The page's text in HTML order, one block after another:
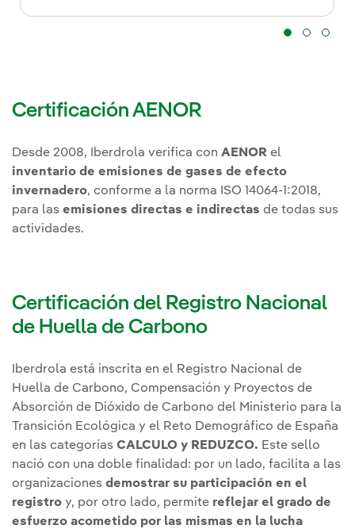
Certificación AENOR
Desde 2008, Iberdrola verifica con AENOR el
inventario de emisiones de gases de efecto
invernadero, conforme a la norma ISO 14064-1:2018,
para las emisiones directas e indirectas de todas sus
actividades.
Certificación del Registro Nacional
de Huella de Carbono
Iberdrola está inscrita en el Registro Nacional de
Huella de Carbono, Compensación y Proyectos de
Absorción de Dióxido de Carbono del Ministerio para la
Transición Ecológica y el Reto Demográfico de España
en las categorías CALCULO y REDUZCO. Este sello
nació con una doble finalidad: por un lado, facilita a las
organizaciones demostrar su participación en el
registro y, por otro lado, permite reflejar el grado de
esfuerzo acometido por las mismas en la lucha